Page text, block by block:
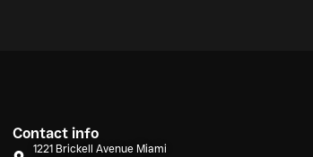
Contact info
1221 Brickell Avenue Miami